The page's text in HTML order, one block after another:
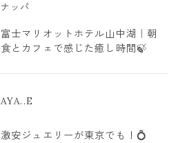
ナッパ
富士マリオットホテル山中湖｜朝
食とカフェで感じた癒し時間🍃
AYA..E
激安ジュエリーが東京でも！💍